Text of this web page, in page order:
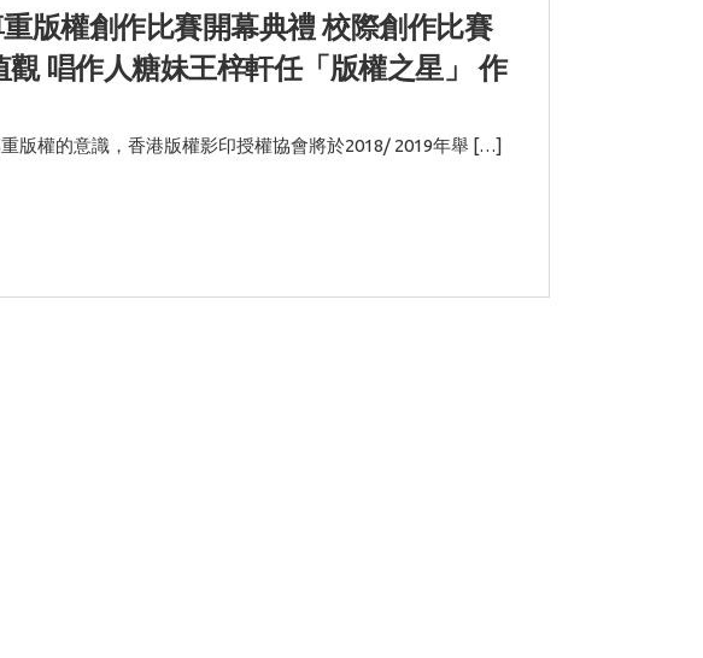
版權創作比賽開幕典禮 校際創作比賽
唱作人糖妹王梓軒任「版權之星」 作
版權的意識，香港版權影印授權協會將於2018/ 2019年舉 […]